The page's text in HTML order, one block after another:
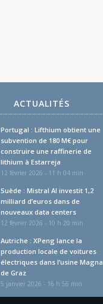
ACTUALITÉS
Portugal : Lifthium obtient une
subvention de 180 M€ pour
construire une raffinerie de
lithium à Estarreja
12 février 2026 - 11 h 04 min
Suède : Mistral AI investit 1,2
milliard d’euros dans de
nouveaux data centers
12 février 2026 - 10 h 20 min
Autriche : XPeng lance la
production locale de voitures
électriques dans l’usine Magna
de Graz
5 janvier 2026 - 16 h 56 min